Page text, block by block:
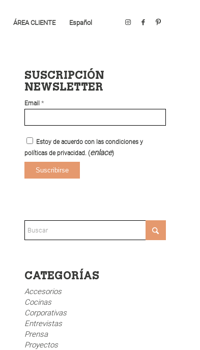
ÁREA CLIENTE Español
SUSCRIPCIÓN
NEWSLETTER
Email*
Estoy de acuerdo con las condiciones y
políticas de privacidad. (enlace)
CATEGORÍAS
Accesorios
Cocinas
Corporativas
Entrevistas
Prensa
Proyectos